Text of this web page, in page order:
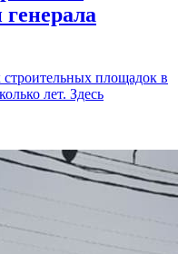
генерала
площадок в
лет. Здесь